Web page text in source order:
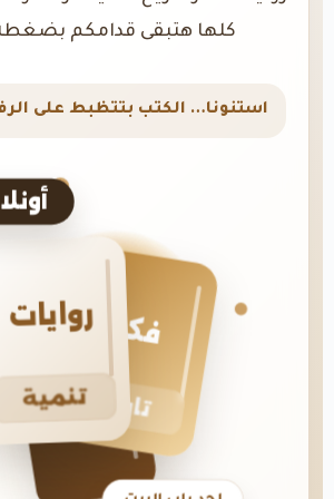
كلها هتبقى قدامكم
استنونا… الكتب بتتظبط على
فكر
تاريخ
روايات
تنمية